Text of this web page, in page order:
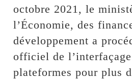
octobre 2021, le
l’Économie, des
développement a
officiel de
plateformes pour plus